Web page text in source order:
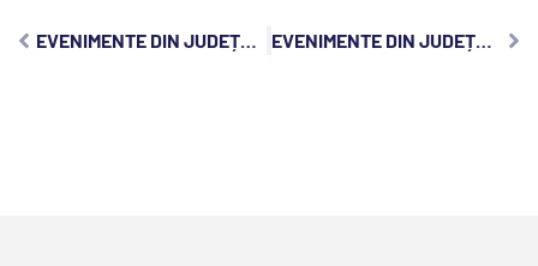
EVENIMENTE DIN JUDEȚUL CLUJ, JOI, 7 AUGUST 2025: EVENIMENTE DIN JUDEȚUL CLUJ, SÂMBĂTĂ, 9 AUGUST 2025: